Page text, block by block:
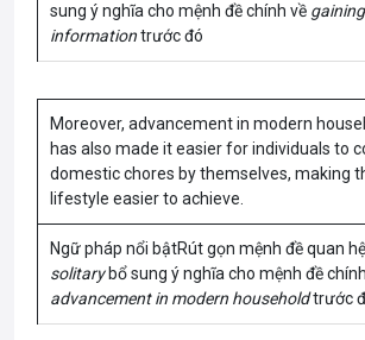
sung ý nghĩa cho mệnh đề chính về
informationtrước đó
Moreover, advancement in modern
has also made it easier for individuals to
domestic chores by themselves, making
lifestyle easier to achieve.
Ngữ pháp nổi bậtRút gọn mệnh đề quan hệ
solitary bổ sung ý nghĩa cho mệnh đề
advancement in modern householdtrước